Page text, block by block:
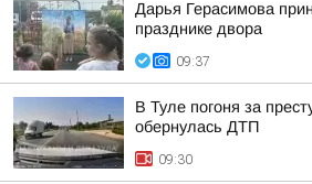
Дарья Герасимова
празднике двора
09:37
В Туле погоня за
обернулась ДТП
09:30